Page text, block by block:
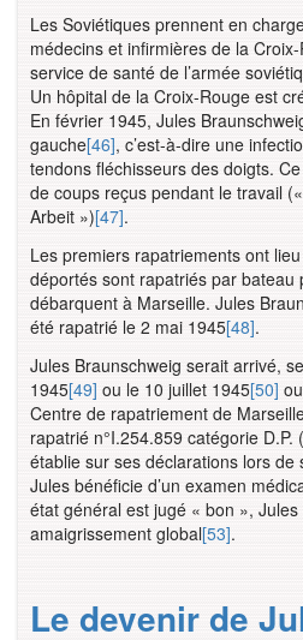
Les Soviétiques prennent en
médecins et infirmières de la
service de santé de l’armée
Un hôpital de la Croix-Rouge est
En février 1945, Jules
gauche[46], c’est-à-dire une
tendons fléchisseurs des doigts.
de coups reçus pendant le travail
Arbeit »)[47].
Les premiers rapatriements ont
déportés sont rapatriés par bateau
débarquent à Marseille. Jules
été rapatrié le 2 mai 1945[48].
Jules Braunschweig serait arrivé,
1945[49] ou le 10 juillet 1945[50]
Centre de rapatriement de
rapatrié n°I.254.859 catégorie
établie sur ses déclarations lors
Jules bénéficie d’un examen
état général est jugé « bon », Jules
amaigrissement global[53].
Le devenir de